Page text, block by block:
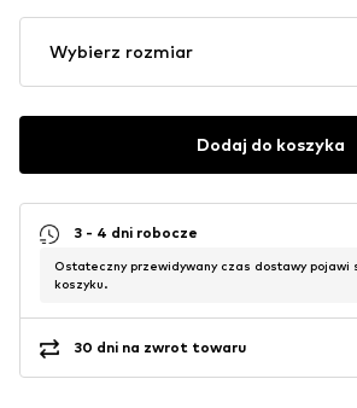
Wybierz rozmiar
Dodaj do koszyka
3 - 4 dni robocze
Ostateczny przewidywany czas dostawy pojawi
koszyku.
30 dni na zwrot towaru